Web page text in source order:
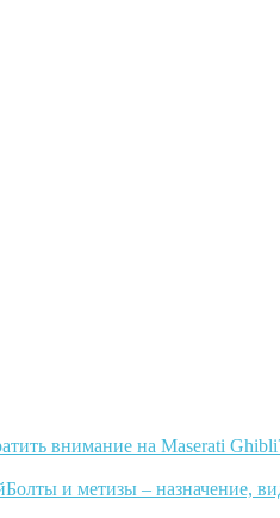
внимание на Maserati
Болты и метизы – назначение,